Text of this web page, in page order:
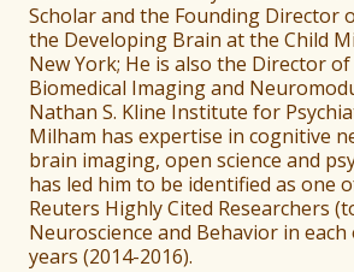
Scholar and the Founding Director
the Developing Brain at the Child
New York; He is also the Director
Biomedical Imaging and
Nathan S. Kline Institute for
Milham has expertise in cognitive
brain imaging, open science and
has led him to be identified as one
Reuters Highly Cited Researchers
Neuroscience and Behavior in
years (2014-2016).